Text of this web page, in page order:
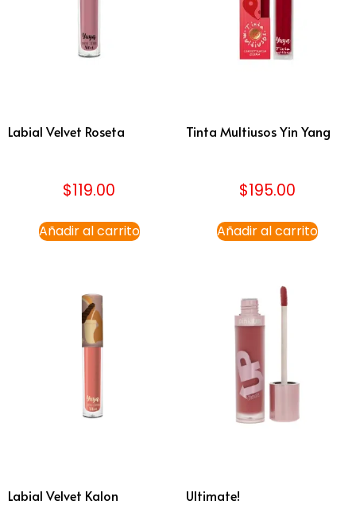
Labial Velvet Roseta
$119.00
Añadir al carrito
Tinta Multiusos Yin Yang
$195.00
Añadir al carrito
Labial Velvet Kalon Ultimate!